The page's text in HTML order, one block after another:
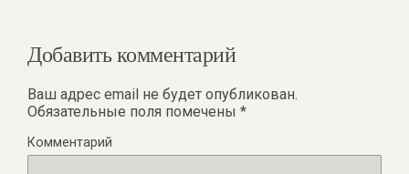
Добавить комментарий
Ваш адрес email не будет опубликован.
Обязательные поля помечены *
Комментарий